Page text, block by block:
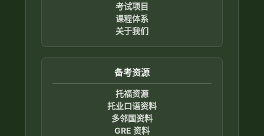
考试项目
课程体系
关于我们
备考资源
托福资源
托业口语资料
多邻国资料
GRE 资料